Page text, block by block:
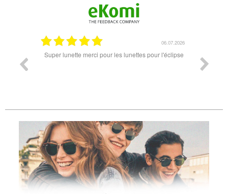
06.07.2026
Super lunette merci pour les lunettes pour l'éclipse